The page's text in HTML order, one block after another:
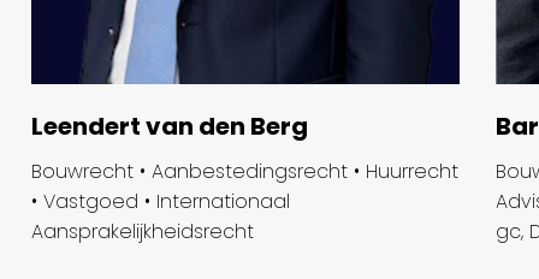
Leendert van den Berg
Bouwrecht • Aanbestedingsrecht • Huurrecht
• Vastgoed • Internationaal
Aansprakelijkheidsrecht
gc,